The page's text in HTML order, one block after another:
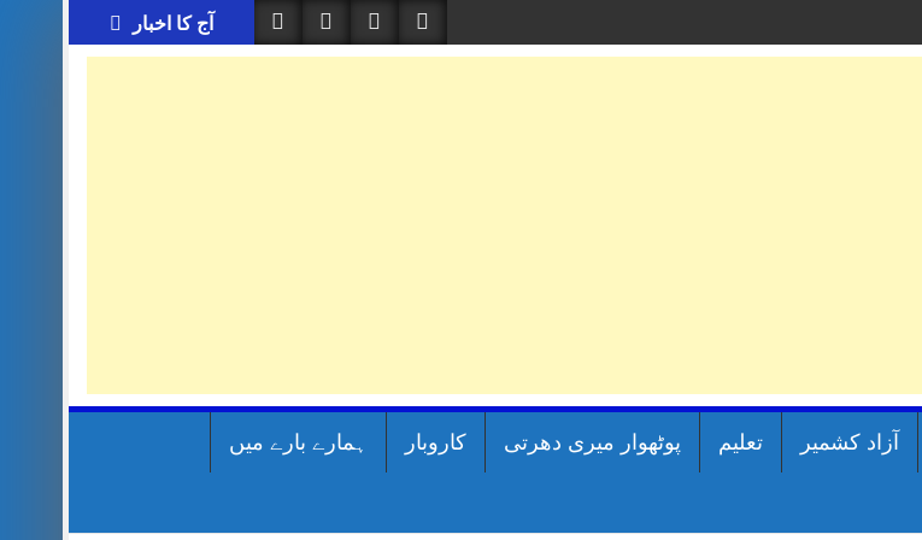
آج کا اخبار
آزاد کشمیر تعلیم پوٹھوار میری دھرتی کاروبار ہمارے بارے میں